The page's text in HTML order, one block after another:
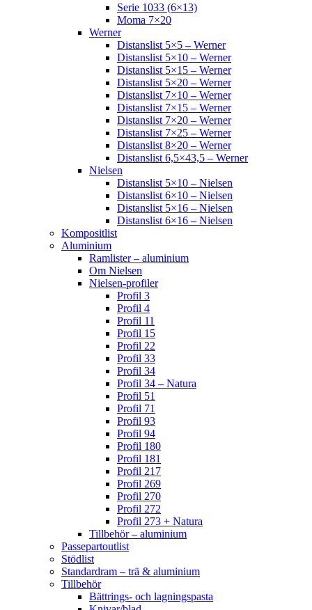
Serie 1033 (6×13)
Moma 7×20
Werner
Distanslist 5×5 – Werner
Distanslist 5×10 – Werner
Distanslist 5×15 – Werner
Distanslist 5×20 – Werner
Distanslist 7×10 – Werner
Distanslist 7×15 – Werner
Distanslist 7×20 – Werner
Distanslist 7×25 – Werner
Distanslist 8×20 – Werner
Distanslist 6,5×43,5 – Werner
Nielsen
Distanslist 5×10 – Nielsen
Distanslist 6×10 – Nielsen
Distanslist 5×16 – Nielsen
Distanslist 6×16 – Nielsen
Kompositlist
Aluminium
Ramlister – aluminium
Om Nielsen
Nielsen-profiler
Profil 3
Profil 4
Profil 11
Profil 15
Profil 22
Profil 33
Profil 34
Profil 34 – Natura
Profil 51
Profil 71
Profil 93
Profil 94
Profil 180
Profil 181
Profil 217
Profil 269
Profil 270
Profil 272
Profil 273 + Natura
Tillbehör – aluminium
Passepartoutlist
Stödlist
Standardram – trä & aluminium
Tillbehör
Bättrings- och lagningspasta